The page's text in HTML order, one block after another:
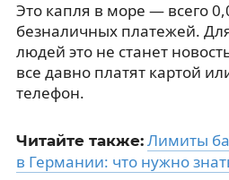
Это капля в море — всего
безналичных платежей.
людей это не станет
все давно платят картой
телефон.
Читайте также: Лимиты
в Германии: что нужно